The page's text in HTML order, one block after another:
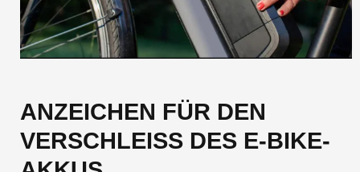
ANZEICHEN FÜR DEN
VERSCHLEISS DES E-BIKE-A
KKUS